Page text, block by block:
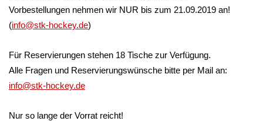
Vorbestellungen nehmen wir NUR bis zum 21.09.2019 an!
(info@stk-hockey.de)
Für Reservierungen stehen 18 Tische zur Verfügung.
Alle Fragen und Reservierungswünsche bitte per Mail an:
info@stk-hockey.de
Nur so lange der Vorrat reicht!